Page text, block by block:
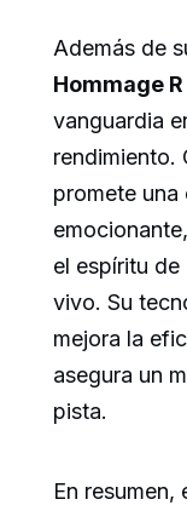
Además de
Hommage R
vanguardia
rendimiento.
promete una
el espíritu
vivo. Su
mejora la
asegura un
pista.
En resumen,